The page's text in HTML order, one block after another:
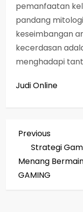
pemanfaatan
pandang
keseimbangan
kecerdasan
menghadapi
Judi Online
N
a
v
Previous
Post
Previous
Strategi
Menang
GAMING